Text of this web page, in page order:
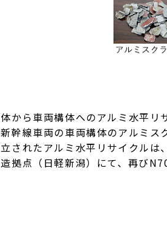
から車両構体へのアルミ水平リ
幹線車両の車両構体のアルミス
されたアルミ水平リサイクルは
拠点（日軽新潟）にて、再び